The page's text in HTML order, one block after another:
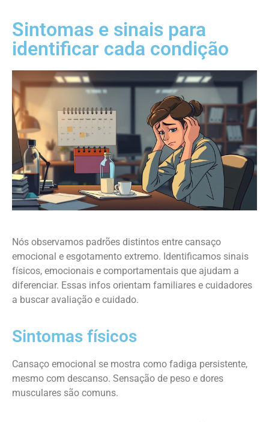
Sintomas e sinais para
identificar cada condição
Nós observamos padrões distintos entre cansaço
emocional e esgotamento extremo. Identificamos sinais
físicos, emocionais e comportamentais que ajudam a
diferenciar. Essas infos orientam familiares e cuidadores
a buscar avaliação e cuidado.
Sintomas físicos
Cansaço emocional se mostra como fadiga persistente,
mesmo com descanso. Sensação de peso e dores
musculares são comuns.